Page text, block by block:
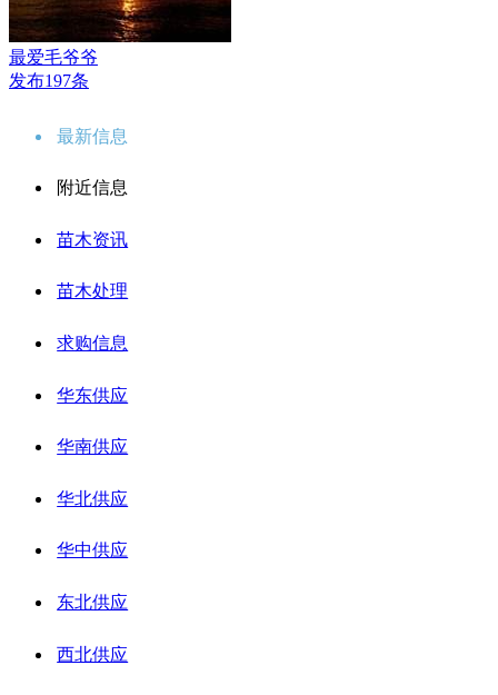
最爱毛爷爷
发布197条
最新信息
附近信息
苗木资讯
苗木处理
求购信息
华东供应
华南供应
华北供应
华中供应
东北供应
西北供应